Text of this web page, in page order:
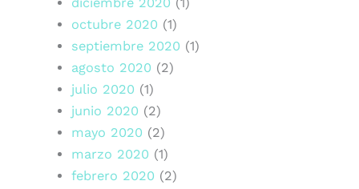
diciembre 2020 (1)
octubre 2020 (1)
septiembre 2020 (1)
agosto 2020 (2)
julio 2020 (1)
junio 2020 (2)
mayo 2020 (2)
marzo 2020 (1)
febrero 2020 (2)